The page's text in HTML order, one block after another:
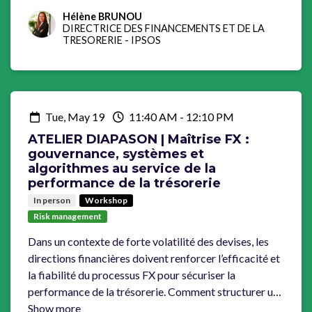
Hélène BRUNOU
DIRECTRICE DES FINANCEMENTS ET DE LA
TRESORERIE - IPSOS
Tue, May 19 11:40 AM - 12:10 PM
ATELIER DIAPASON | Maîtrise FX :
gouvernance, systèmes et
algorithmes au service de la
performance de la trésorerie
In person
Workshop
Risk management
Dans un contexte de forte volatilité des devises, les
directions financières doivent renforcer l’efficacité et
la fiabilité du processus FX pour sécuriser la
performance de la trésorerie. Comment structurer un
dispositif FX de bout en bout, du front-to-back
Show more